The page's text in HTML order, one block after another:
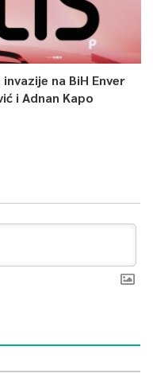
na BiH Enver
i Adnan Kapo